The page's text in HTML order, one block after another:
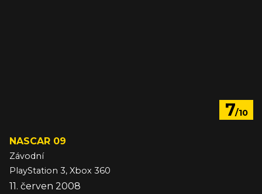
7/10
NASCAR 09
Závodní
PlayStation 3, Xbox 360
11. červen 2008